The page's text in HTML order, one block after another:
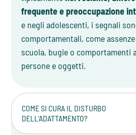
frequente e preoccupazione
e negli adolescenti, i segnali
comportamentali, come
scuola, bugie o comportamenti
persone e oggetti.
COME SI CURA IL DISTURBO
DELL'ADATTAMENTO?